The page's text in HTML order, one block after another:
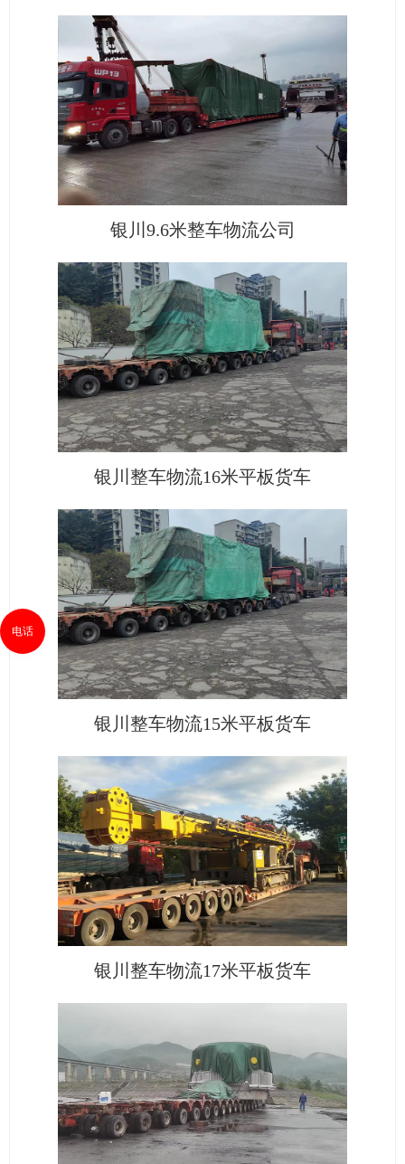
银川9.6米整车物流公司
银川整车物流16米平板货车
银川整车物流15米平板货车
银川整车物流17米平板货车
电话